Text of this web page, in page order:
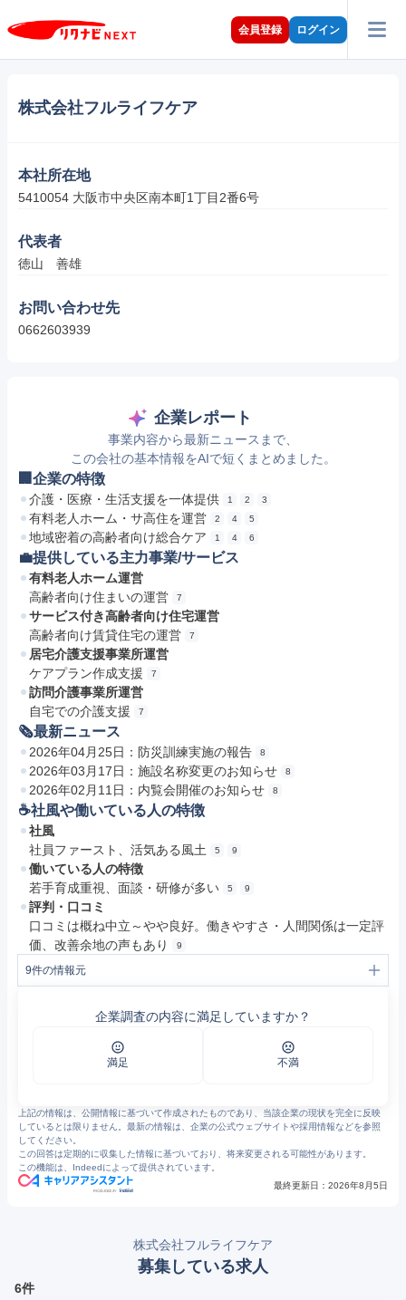
会員登録 ログイン
株式会社フルライフケア
本社所在地
5410054 大阪市中央区南本町1丁目2番6号
代表者
徳山　善雄
お問い合わせ先
0662603939
企業レポート
事業内容から最新ニュースまで、
この会社の基本情報をAIで短くまとめました。
🏢企業の特徴
介護・医療・生活支援を一体提供 1 2 3
有料老人ホーム・サ高住を運営 2 4 5
地域密着の高齢者向け総合ケア 1 4 6
💼提供している主力事業/サービス
有料老人ホーム運営
高齢者向け住まいの運営
7
サービス付き高齢者向け住宅運営
高齢者向け賃貸住宅の運営
7
居宅介護支援事業所運営
ケアプラン作成支援
7
訪問介護事業所運営
自宅での介護支援
7
🗞最新ニュース
2026年04月25日：防災訓練実施の報告 8
2026年03月17日：施設名称変更のお知らせ 8
2026年02月11日：内覧会開催のお知らせ 8
☕️社風や働いている人の特徴
社風
社員ファースト、活気ある風土
5 9
働いている人の特徴
若手育成重視、面談・研修が多い
5 9
評判・口コミ
口コミは概ね中立～やや良好。働きやすさ・人間関係は一定評
価、改善余地の声もあり
9
9件の情報元
(株)フルライフケアの新卒採用・会社概要 | マイナビ2027
マイナビ - 学生向け就職情報サイト - マイナビ2026終了のお知らせ
介護・障がい支援事業｜関西で介護施設をお探しなら「フルライフケア」
企業調査の内容に満足していますか？
満足 不満
上記の情報は、公開情報に基づいて作成されたものであり、当該企業の現状を完全に反映
しているとは限りません。最新の情報は、企業の公式ウェブサイトや採用情報などを参照
してください。
この回答は定期的に収集した情報に基づいており、将来変更される可能性があります。
この機能は、Indeedによって提供されています。
最終更新日： 2026年8月5日
株式会社フルライフケア
募集している求人
6件